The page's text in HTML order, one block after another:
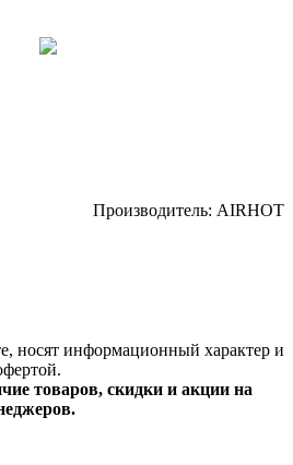
Производитель: AIRHOT
носят информационный характер и
товаров, скидки и акции на